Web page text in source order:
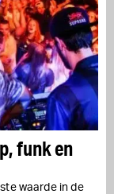
funk en
waarde in de